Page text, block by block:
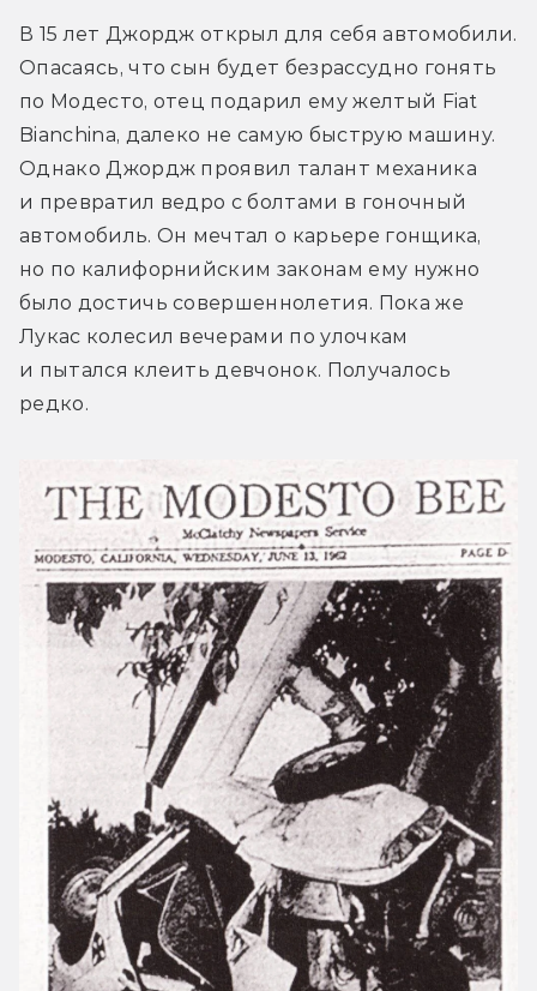
В 15 лет Джордж открыл для себя автомобили.
Опасаясь, что сын будет безрассудно гонять
по Модесто, отец подарил ему желтый Fiat
Bianchina, далеко не самую быструю машину.
Однако Джордж проявил талант механика
и превратил ведро с болтами в гоночный
автомобиль. Он мечтал о карьере гонщика,
но по калифорнийским законам ему нужно
было достичь совершеннолетия. Пока же
Лукас колесил вечерами по улочкам
и пытался клеить девчонок. Получалось
редко.